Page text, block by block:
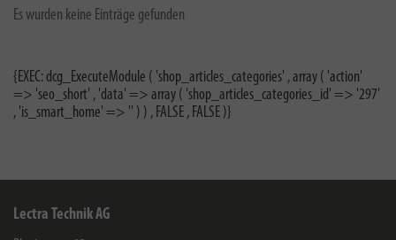
Es wurden keine Einträge gefunden
{EXEC: dcg_ExecuteModule ( 'shop_articles_categories' , array ( 'action'
=> 'seo_short' , 'data' => array ( 'shop_articles_categories_id' => '297'
, 'is_smart_home' => '' ) ) , FALSE , FALSE )}
Lectra Technik AG